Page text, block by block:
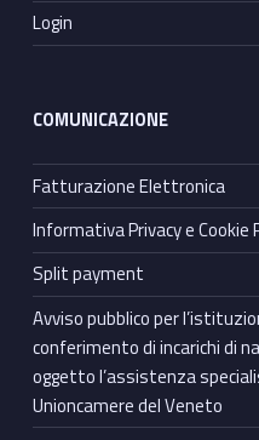
Login
COMUNICAZIONE
Fatturazione Elettronica
Informativa Privacy e Cookie
Split payment
Avviso pubblico per
conferimento di incarichi di
oggetto l’assistenza
Unioncamere del Veneto